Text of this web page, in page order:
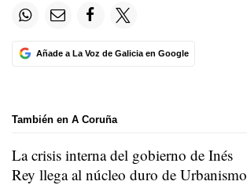
Añade a La Voz de Galicia en Google
También en A Coruña
La crisis interna del gobierno de Inés
Rey llega al núcleo duro de Urbanismo